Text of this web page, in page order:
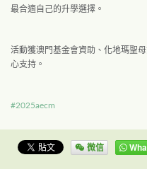
最合適自己的升學選擇。
活動獲澳門基金會資助、化地瑪聖
心支持。
#2025aecm
微信